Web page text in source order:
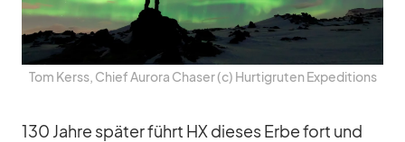
Tom Kerss, Chief Au­rora Cha­ser (c) Hur­tig­ru­ten Ex­pe­di­ti­ons
130 Jahre spä­ter führt HX die­ses Erbe fort und